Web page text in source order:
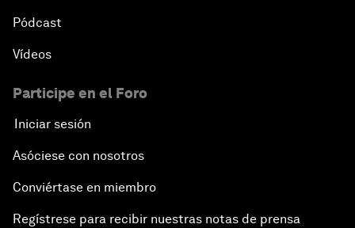
Pódcast
Vídeos
Participe en el Foro
Iniciar sesión
Asóciese con nosotros
Conviértase en miembro
Regístrese para recibir nuestras notas de prensa